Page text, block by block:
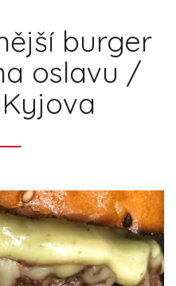
burger
oslavu /